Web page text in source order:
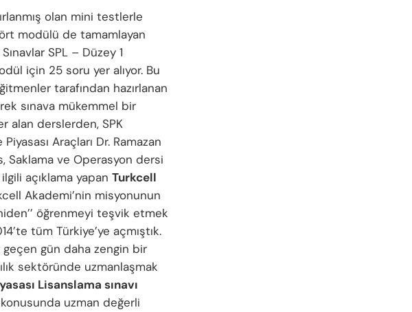
olan mini testlerle
modülü de tamamlayan
SPL – Düzey 1
için 25 soru yer alıyor. Bu
tarafından hazırlanan
sınava mükemmel bir
alan derslerden, SPK
Araçları Dr. Ramazan
Saklama ve Operasyon dersi
açıklama yapan Turkcell
Akademi’nin misyonunun
öğrenmeyi teşvik etmek
tüm Türkiye’ye açmıştık.
gün daha zengin bir
sektöründe uzmanlaşmak
Lisanslama sınavı
uzman değerli